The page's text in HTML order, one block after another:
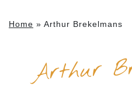
Home » Arthur Brekelmans
Arthur